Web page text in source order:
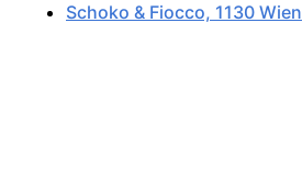
Schoko & Fiocco, 1130 Wien